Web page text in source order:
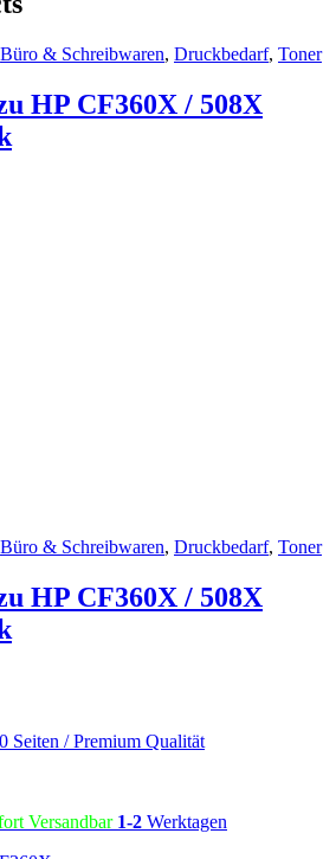
Büro & Schreibwaren, Druckbedarf, Toner
HP CF360X / 508X
Büro & Schreibwaren, Druckbedarf, Toner
HP CF360X / 508X
Seiten / Premium Qualität
Versandbar 1-2 Werktagen